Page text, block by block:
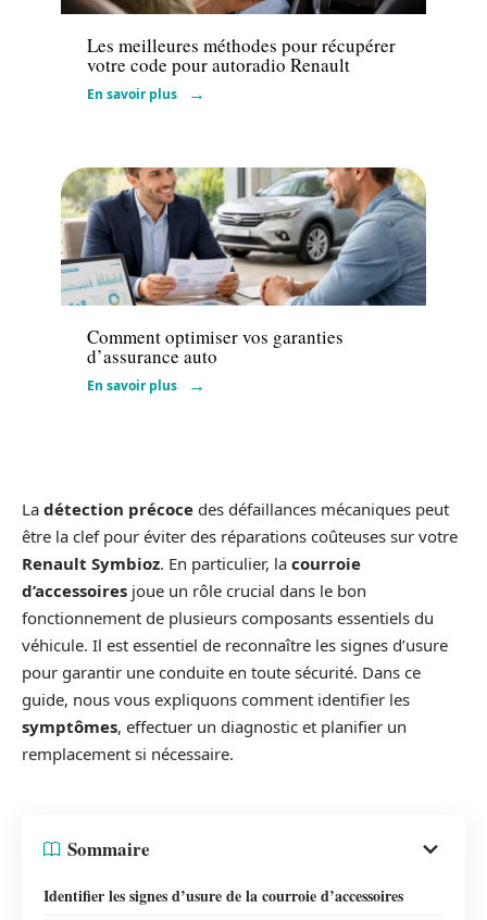
Les meilleures méthodes pour récupérer
votre code pour autoradio Renault
En savoir plus
Assurance
Comment optimiser vos garanties
d’assurance auto
En savoir plus
La détection précoce des défaillances mécaniques peut
être la clef pour éviter des réparations coûteuses sur votre
Renault Symbioz. En particulier, la courroie
d’accessoires joue un rôle crucial dans le bon
fonctionnement de plusieurs composants essentiels du
véhicule. Il est essentiel de reconnaître les signes d’usure
pour garantir une conduite en toute sécurité. Dans ce
guide, nous vous expliquons comment identifier les
symptômes, effectuer un diagnostic et planifier un
remplacement si nécessaire.
Sommaire
Identifier les signes d’usure de la courroie d’accessoires